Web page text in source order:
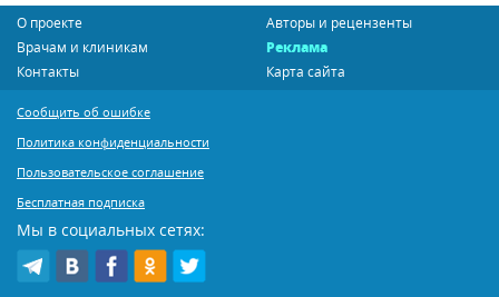
О проекте
Авторы и рецензенты
Врачам и клиникам
Реклама
Контакты
Карта сайта
Сообщить об ошибке
Политика конфиденциальности
Пользовательское соглашение
Бесплатная подписка
Мы в социальных сетях: